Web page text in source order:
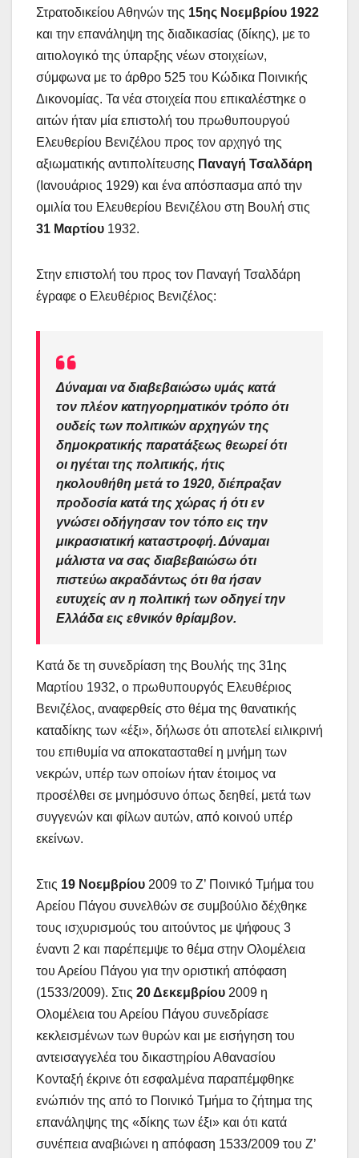
Στρατοδικείου Αθηνών της 15ης Νοεμβρίου 1922
και την επανάληψη της διαδικασίας (δίκης), με το
αιτιολογικό της ύπαρξης νέων στοιχείων,
σύμφωνα με το άρθρο 525 του Κώδικα Ποινικής
Δικονομίας. Τα νέα στοιχεία που επικαλέστηκε ο
αιτών ήταν μία επιστολή του πρωθυπουργού
Ελευθερίου Βενιζέλου προς τον αρχηγό της
αξιωματικής αντιπολίτευσης Παναγή Τσαλδάρη
(Ιανουάριος 1929) και ένα απόσπασμα από την
ομιλία του Ελευθερίου Βενιζέλου στη Βουλή στις
31 Μαρτίου 1932.
Στην επιστολή του προς τον Παναγή Τσαλδάρη
έγραφε ο Ελευθέριος Βενιζέλος:
Δύναμαι να διαβεβαιώσω υμάς κατά
τον πλέον κατηγορηματικόν τρόπο ότι
ουδείς των πολιτικών αρχηγών της
δημοκρατικής παρατάξεως θεωρεί ότι
οι ηγέται της πολιτικής, ήτις
ηκολουθήθη μετά το 1920, διέπραξαν
προδοσία κατά της χώρας ή ότι εν
γνώσει οδήγησαν τον τόπο εις την
μικρασιατική καταστροφή. Δύναμαι
μάλιστα να σας διαβεβαιώσω ότι
πιστεύω ακραδάντως ότι θα ήσαν
ευτυχείς αν η πολιτική των οδηγεί την
Ελλάδα εις εθνικόν θρίαμβον.
Κατά δε τη συνεδρίαση της Βουλής της 31ης
Μαρτίου 1932, ο πρωθυπουργός Ελευθέριος
Βενιζέλος, αναφερθείς στο θέμα της θανατικής
καταδίκης των «έξι», δήλωσε ότι αποτελεί ειλικρινή
του επιθυμία να αποκατασταθεί η μνήμη των
νεκρών, υπέρ των οποίων ήταν έτοιμος να
προσέλθει σε μνημόσυνο όπως δεηθεί, μετά των
συγγενών και φίλων αυτών, από κοινού υπέρ
εκείνων.
Στις 19 Νοεμβρίου 2009 το Ζ’ Ποινικό Τμήμα του
Αρείου Πάγου συνελθών σε συμβούλιο δέχθηκε
τους ισχυρισμούς του αιτούντος με ψήφους 3
έναντι 2 και παρέπεμψε το θέμα στην Ολομέλεια
του Αρείου Πάγου για την οριστική απόφαση
(1533/2009). Στις 20 Δεκεμβρίου 2009 η
Ολομέλεια του Αρείου Πάγου συνεδρίασε
κεκλεισμένων των θυρών και με εισήγηση του
αντεισαγγελέα του δικαστηρίου Αθανασίου
Κονταξή έκρινε ότι εσφαλμένα παραπέμφθηκε
ενώπιόν της από το Ποινικό Τμήμα το ζήτημα της
επανάληψης της «δίκης των έξι» και ότι κατά
συνέπεια αναβιώνει η απόφαση 1533/2009 του Ζ’